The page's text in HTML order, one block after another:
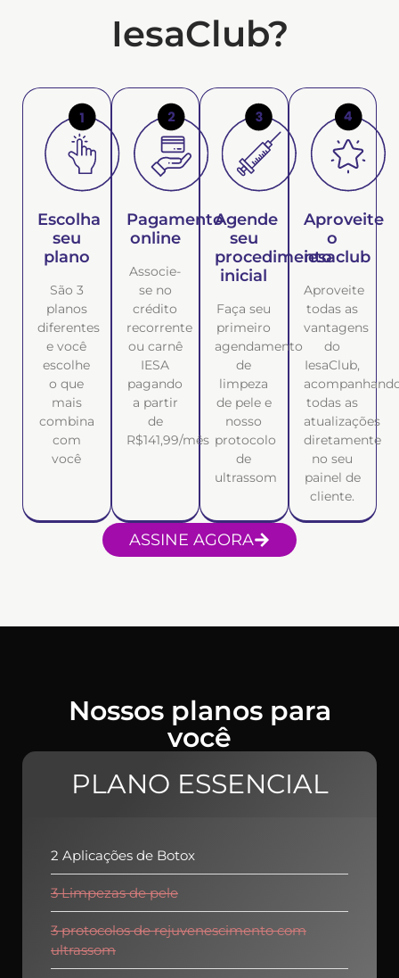
IesaClub?
Escolha
seu
plano
São 3
planos
diferentes
e você
escolhe
o que
mais
combina
com
você
Pagamento
online
Associe-
se no
crédito
recorrente
ou carnê
IESA
pagando
a partir
de
R$141,99/mês
Agende
seu
procedimento
inicial
Faça seu
primeiro
agendamento
de
limpeza
de pele e
nosso
protocolo
de
ultrassom
Aproveite
o
iesaclub
Aproveite
todas as
vantagens
do
IesaClub,
todas as
atualizações
diretamente
no seu
painel de
cliente.
ASSINE AGORA
PLANO ESSENCIAL
2 Aplicações de Botox
3 Limpezas de pele
3 protocolos de rejuvenescimento com
ultrassom
Nossos planos para
você